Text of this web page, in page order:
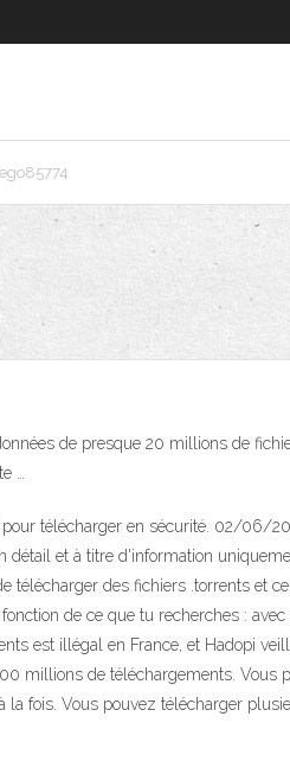
de presque 20 millions de
…
télécharger en sécurité. 02/06/
détail et à titre d'information
télécharger des fichiers .torrents et
de ce que tu recherches : avec
est illégal en France, et Hadopi
millions de téléchargements. Vous
fois. Vous pouvez télécharger